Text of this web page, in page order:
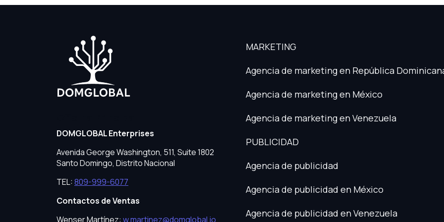
DOMGLOBAL Enterprises
Avenida George Washington, 511, Suite 1802
Santo Domingo, Distrito Nacional
TEL:809-999-6077
Contactos de Ventas
Wenser Martínez: w.martinez@domglobal.io
MARKETING
Agencia de marketing en República
Agencia de marketing en México
Agencia de marketing en Venezuela
PUBLICIDAD
Agencia de publicidad
Agencia de publicidad en México
Agencia de publicidad en Venezuela